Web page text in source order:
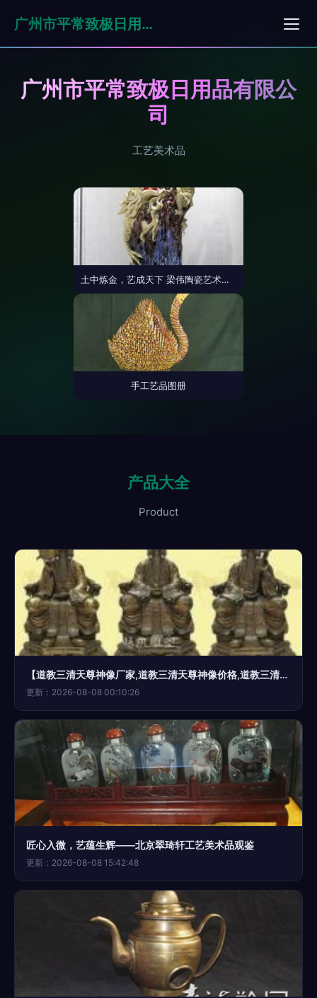
广州市平常致极日用品有限公司
广州市平常致极日用品有限公
司
工艺美术品
土中炼金，艺成天下 梁伟陶瓷艺术展掀开幕华章
手工艺品图册
产品大全
Product
【道教三清天尊神像厂家,道教三清天尊神像价格,道教三清天尊神像图片图片】道教三清天尊神像厂家,道教三清天尊神像价格,道教三清天尊神像图片 - 长安越凯工艺美术品商行
更新：2026-08-08 00:10:26
匠心入微，艺蕴生辉——北京翠琦轩工艺美术品观鉴
更新：2026-08-08 15:42:48